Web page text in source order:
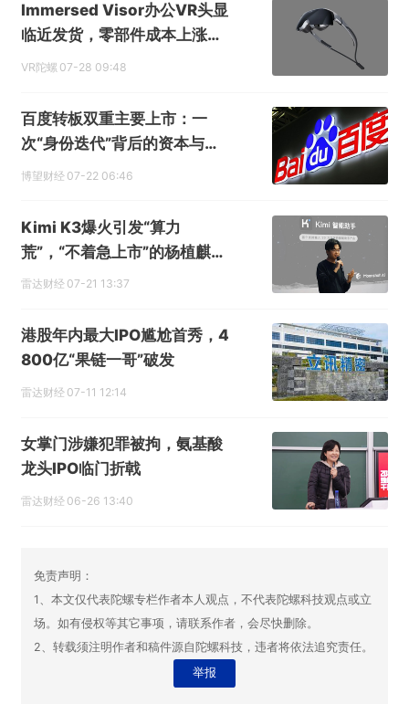
Immersed Visor办公VR头显
临近发货，零部件成本上涨带
动售价上调
VR陀螺 07-28 09:48
百度转板双重主要上市：一
次“身份迭代”背后的资本与产
业账
博望财经 07-22 06:46
Kimi K3爆火引发“算力
荒”，“不着急上市”的杨植麒急
了？
雷达财经 07-21 13:37
港股年内最大IPO尴尬首秀，4
800亿“果链一哥”破发
雷达财经 07-11 12:14
女掌门涉嫌犯罪被拘，氨基酸
龙头IPO临门折戟
雷达财经 06-26 13:40
免责声明：
1、本文仅代表陀螺专栏作者本人观点，不代表陀螺科技观点或立
场。如有侵权等其它事项，请联系作者，会尽快删除。
2、转载须注明作者和稿件源自陀螺科技，违者将依法追究责任。
举报